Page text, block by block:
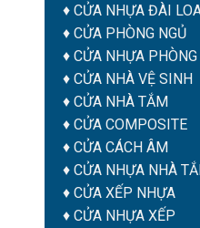
♦ CỬA NHỰA ĐÀI
♦ CỬA PHÒNG NGỦ
♦ CỬA NHỰA PHÒNG
♦ CỬA NHÀ VỆ SINH
♦ CỬA NHÀ TẮM
♦ CỬA COMPOSITE
♦ CỬA CÁCH ÂM
♦ CỬA NHỰA NHÀ
♦ CỬA XẾP NHỰA
♦ CỬA NHỰA XẾP